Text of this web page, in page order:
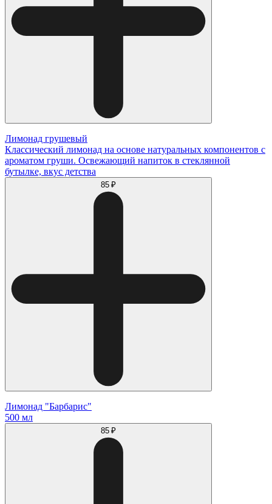
Лимонад грушевый
Классический лимонад на основе натуральных компонентов с
ароматом груши. Освежающий напиток в стеклянной
бутылке, вкус детства
85 ₽
Лимонад "Барбарис"
500 мл
85 ₽